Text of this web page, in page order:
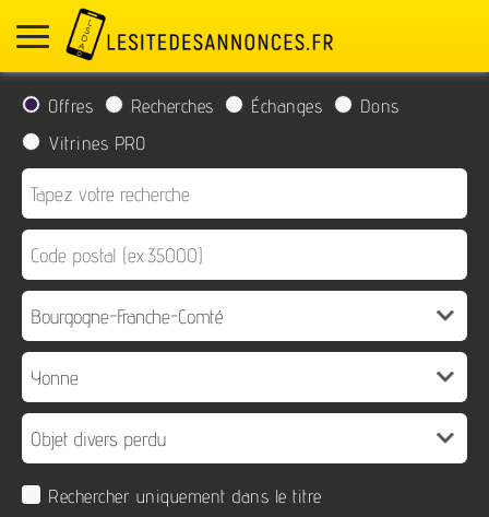
Offres Recherches Échanges
Dons
Vitrines PRO
Rechercher uniquement dans le titre